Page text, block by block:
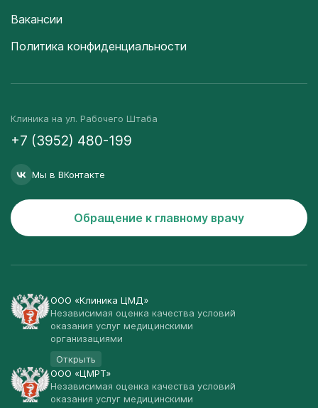
Вакансии
Политика конфиденциальности
Клиника на ул. Рабочего Штаба
+7 (3952) 480-199
Мы в ВКонтакте
Обращение к главному врачу
ООО «Клиника ЦМД»
Независимая оценка качества условий
оказания услуг медицинскими
организациями
Открыть
ООО «ЦМРТ»
Независимая оценка качества условий
оказания услуг медицинскими